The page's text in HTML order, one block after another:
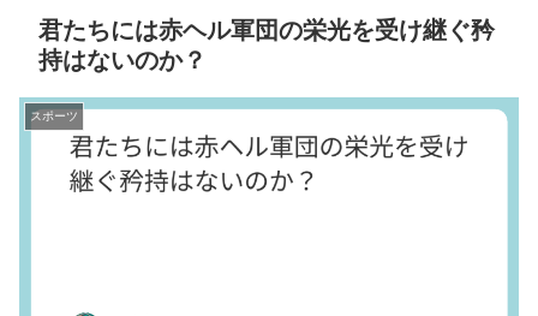
君たちには赤ヘル軍団の栄光を受け継ぐ矜
持はないのか？
スポーツ